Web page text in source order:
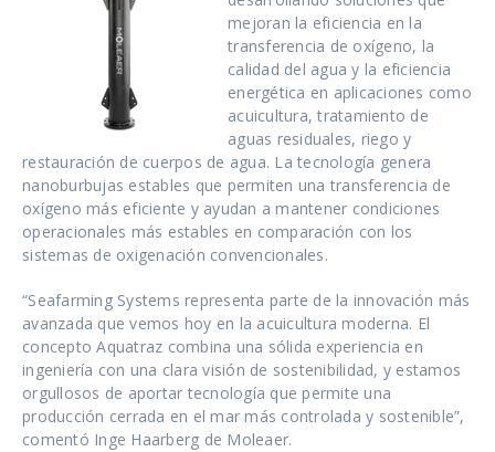
mejoran la eficiencia en la
transferencia de oxígeno, la
calidad del agua y la eficiencia
energética en aplicaciones como
acuicultura, tratamiento de
aguas residuales, riego y
restauración de cuerpos de agua. La tecnología genera
nanoburbujas estables que permiten una transferencia de
oxígeno más eficiente y ayudan a mantener condiciones
operacionales más estables en comparación con los
sistemas de oxigenación convencionales.
“Seafarming Systems representa parte de la innovación más
avanzada que vemos hoy en la acuicultura moderna. El
concepto Aquatraz combina una sólida experiencia en
ingeniería con una clara visión de sostenibilidad, y estamos
orgullosos de aportar tecnología que permite una
producción cerrada en el mar más controlada y sostenible”,
comentó Inge Haarberg de Moleaer.